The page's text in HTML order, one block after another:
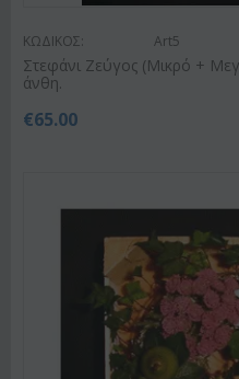
ΚΩΔΙΚΟΣ: Art5
Στεφάνι Ζεύγος (Μικρό +
άνθη.
€65.00